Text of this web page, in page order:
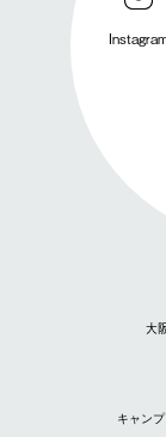
大
キャンプ